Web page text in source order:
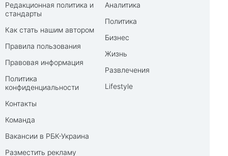
Редакционная политика и
стандарты
Как стать нашим автором
Правила пользования
Правовая информация
Политика
конфиденциальности
Контакты
Команда
Вакансии в РБК-Украина
Разместить рекламу
Аналитика
Политика
Бизнес
Жизнь
Развлечения
Lifestyle